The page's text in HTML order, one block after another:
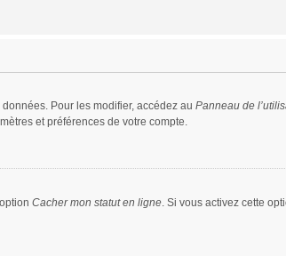
Pour les modifier, accédez au Panneau de
et préférences de votre compte.
Cacher mon statut en ligne. Si vous activez cette